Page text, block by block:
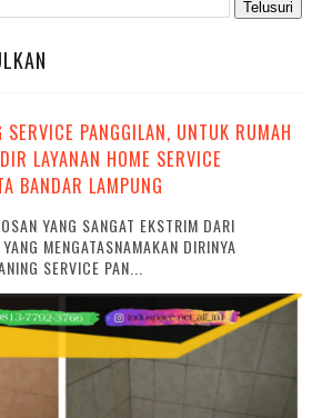
PANGGILAN, UNTUK RUMAH
LAYANAN HOME SERVICE
BANDAR LAMPUNG
YANG SANGAT EKSTRIM DARI
MENGATASNAMAKAN DIRINYA
SERVICE PAN...